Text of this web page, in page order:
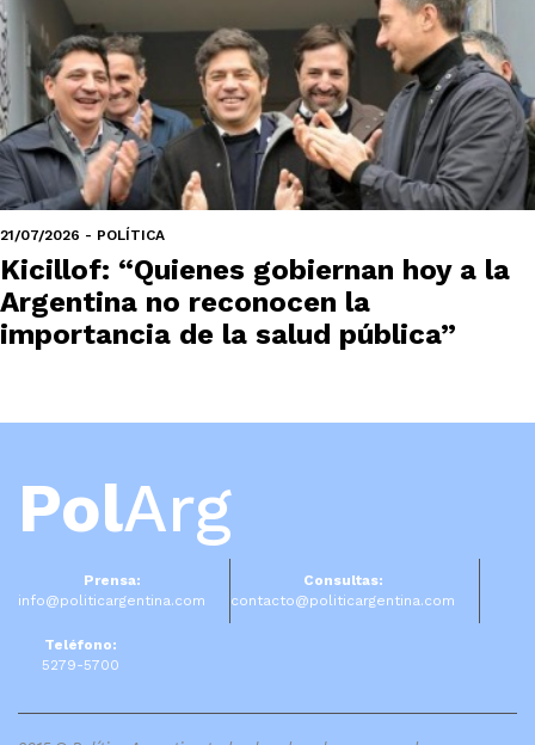
21/07/2026 - POLÍTICA
Kicillof: “Quienes gobiernan hoy a la
Argentina no reconocen la
importancia de la salud pública”
PolArg
Prensa:
info@politicargentina.com
Consultas:
contacto@politicargentina.com
Teléfono:
5279-5700